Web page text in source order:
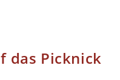
das Picknick